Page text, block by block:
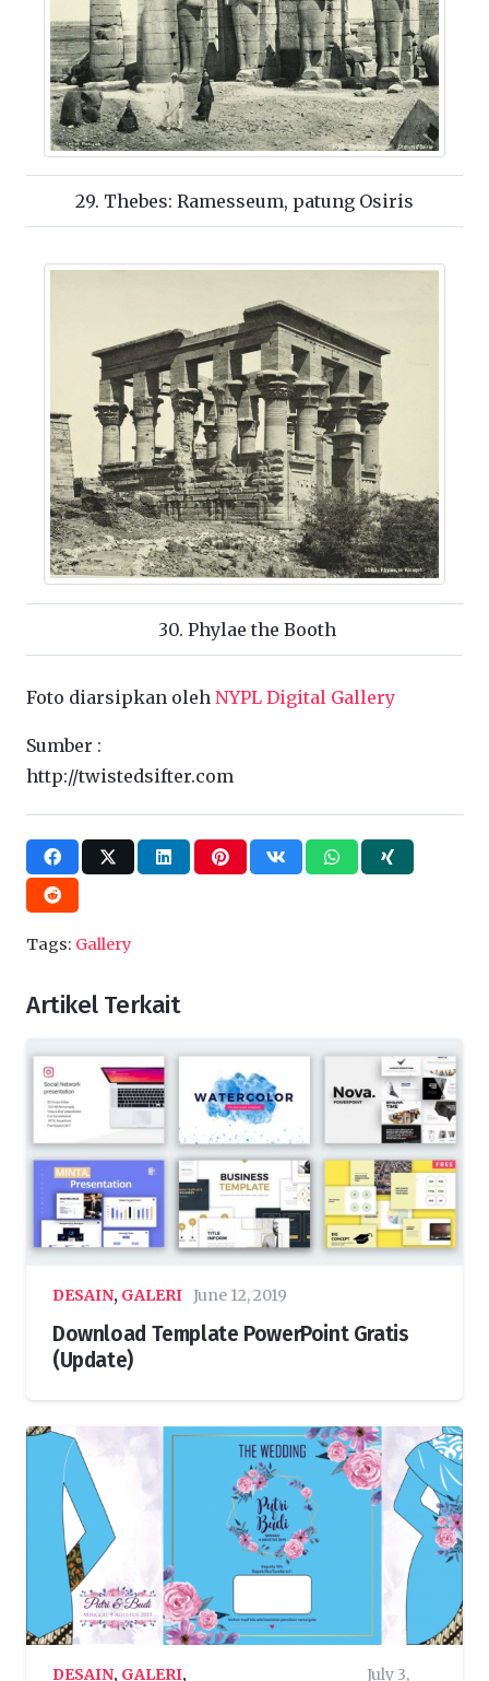
29. Thebes: Ramesseum, patung Osiris
30. Phylae the Booth
Foto diarsipkan oleh NYPL Digital Gallery
Sumber :
http://twistedsifter.com
Tags: Gallery
Artikel Terkait
DESAIN, GALERI June 12, 2019
Download Template PowerPoint Gratis
(Update)
DESAIN, GALERI, July 3,